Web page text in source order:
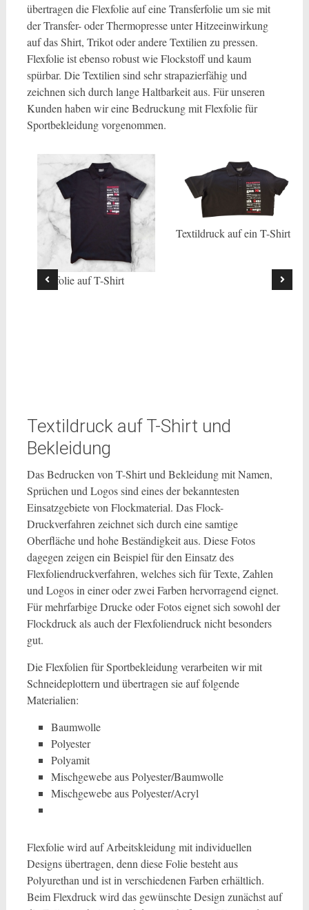
übertragen die Flexfolie auf eine Transferfolie um sie mit
der Transfer- oder Thermopresse unter Hitzeeinwirkung
auf das Shirt, Trikot oder andere Textilien zu pressen.
Flexfolie ist ebenso robust wie Flockstoff und kaum
spürbar. Die Textilien sind sehr strapazierfähig und
zeichnen sich durch lange Haltbarkeit aus. Für unseren
Kunden haben wir eine Bedruckung mit Flexfolie für
Sportbekleidung vorgenommen.
Textildruck auf ein T-Shirt
Textildruck auf T-Shirt und
Bekleidung
Das Bedrucken von T-Shirt und Bekleidung mit Namen,
Sprüchen und Logos sind eines der bekanntesten
Einsatzgebiete von Flockmaterial. Das Flock-
Druckverfahren zeichnet sich durch eine samtige
Oberfläche und hohe Beständigkeit aus. Diese Fotos
dagegen zeigen ein Beispiel für den Einsatz des
Flexfoliendruckverfahren, welches sich für Texte, Zahlen
und Logos in einer oder zwei Farben hervorragend eignet.
Für mehrfarbige Drucke oder Fotos eignet sich sowohl der
Flockdruck als auch der Flexfoliendruck nicht besonders
gut.
Die Flexfolien für Sportbekleidung verarbeiten wir mit
Schneideplottern und übertragen sie auf folgende
Materialien:
Baumwolle
Polyester
Polyamit
Mischgewebe aus Polyester/Baumwolle
Mischgewebe aus Polyester/Acryl
Flexfolie wird auf Arbeitskleidung mit individuellen
Designs übertragen, denn diese Folie besteht aus
Polyurethan und ist in verschiedenen Farben erhältlich.
Beim Flexdruck wird das gewünschte Design zunächst auf